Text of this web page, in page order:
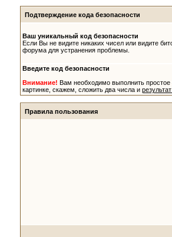
Подтверждение кода безопасности
Ваш уникальный код безопасности
Если Вы не видите никаких чисел или видите
форума для устранения проблемы.
Введите код безопасности
Внимание! Вам необходимо выполнить
картинке, скажем, сложить два числа и
Правила пользования